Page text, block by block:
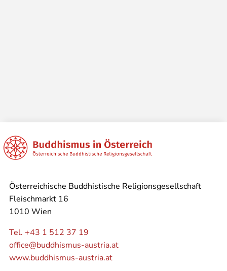
Österreichische Buddhistische Religionsgesellschaft
Fleischmarkt 16
1010 Wien
Tel. +43 1 512 37 19
office@buddhismus-austria.at
www.buddhismus-austria.at